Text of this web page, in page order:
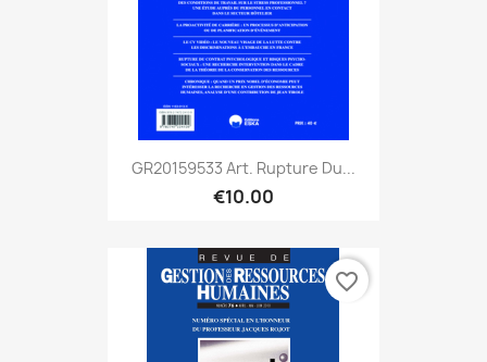
GR20159533 Art. Rupture Du...
€10.00
favorite_border